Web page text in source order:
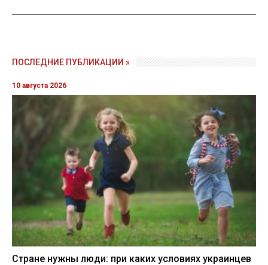
ПОСЛЕДНИЕ ПУБЛИКАЦИИ »
10 августа 2026
Стране нужны люди: при каких условиях украинцев